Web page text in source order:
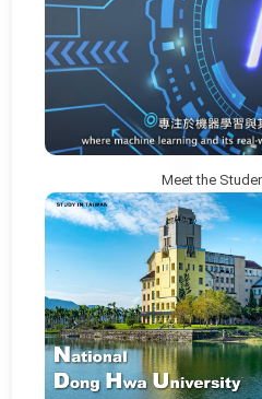
Meet the